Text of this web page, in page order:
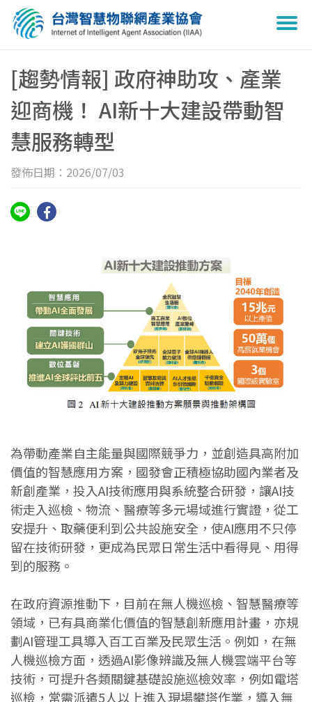
[趨勢情報] 政府神助攻、產業
迎商機！ AI新十大建設帶動智
慧服務轉型
發佈日期：2026/07/03
為帶動產業自主能量與國際競爭力，並創造具高附加
價值的智慧應用方案，國發會正積極協助國內業者及
新創產業，投入AI技術應用與系統整合研發，讓AI技
術走入巡檢、物流、醫療等多元場域進行實證，從工
安提升、取藥便利到公共設施安全，使AI應用不只停
留在技術研發，更成為民眾日常生活中看得見、用得
到的服務。
在政府資源推動下，目前在無人機巡檢、智慧醫療等
領域，已有具商業化價值的智慧創新應用計畫，亦規
劃AI管理工具導入百工百業及民眾生活。例如，在無
人機巡檢方面，透過AI影像辨識及無人機雲端平台等
技術，可提升各類關鍵基礎設施巡檢效率，例如電塔
巡檢，常需派遣5人以上進入現場攀塔作業，導入無